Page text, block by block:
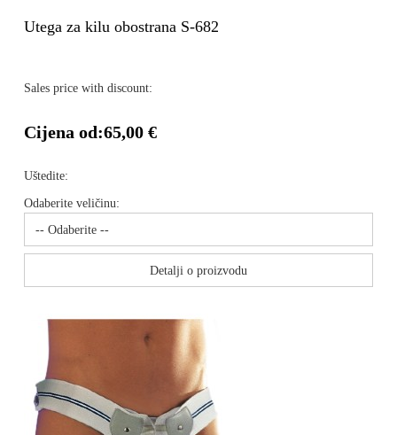
Utega za kilu obostrana S-682
Sales price with discount:
Cijena od:65,00 €
Uštedite:
Odaberite veličinu:
Detalji o proizvodu